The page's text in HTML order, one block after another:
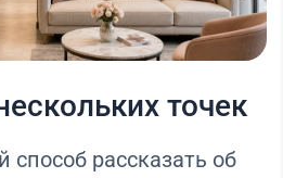
точек
рассказать об